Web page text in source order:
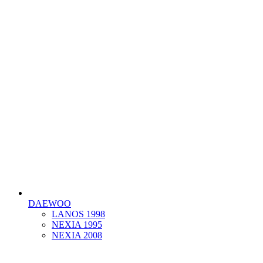
DAEWOO
LANOS 1998
NEXIA 1995
NEXIA 2008